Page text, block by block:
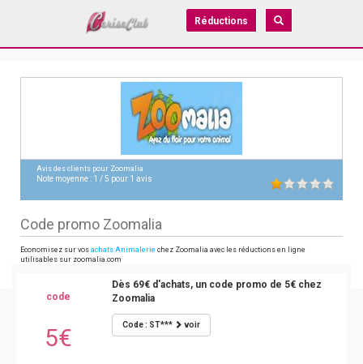
Réductions
Avis des clients pour Zoomalia
Note moyenne : 1 /5 pour 1 avis
Code promo Zoomalia
Economisez sur vos achats Animalerie chez Zoomalia avec les réductions en ligne
utilisables sur zoomalia.com
code
5€
Dès 69€ d'achats, un code promo de 5€ chez
Zoomalia
Code : ST*** voir